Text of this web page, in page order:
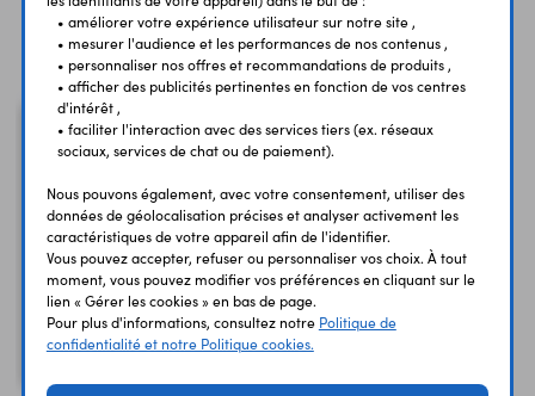
Vous avez déja consulté
Roulements à flasques
• améliorer votre expérience utilisateur sur notre site ,
• mesurer l'audience et les performances de nos contenus ,
• personnaliser nos offres et recommandations de produits ,
• afficher des publicités pertinentes en fonction de vos centres
d'intérêt ,
• faciliter l'interaction avec des services tiers (ex. réseaux
sociaux, services de chat ou de paiement).
Nous pouvons également, avec votre consentement, utiliser des
données de géolocalisation précises et analyser activement les
caractéristiques de votre appareil afin de l'identifier.
Vous pouvez accepter, refuser ou personnaliser vos choix. À tout
moment, vous pouvez modifier vos préférences en cliquant sur le
lien « Gérer les cookies » en bas de page.
Pour plus d'informations, consultez notre Politique de
confidentialité et notre Politique cookies.